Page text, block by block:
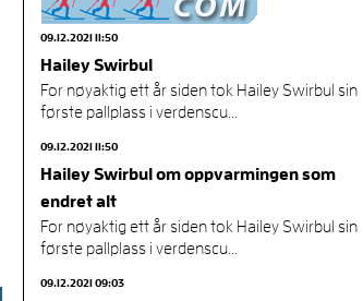
09.12.2021 11:50
Hailey Swirbul
For nøyaktig ett år siden tok Hailey Swirbul sin
første pallplass i verdenscu...
09.12.2021 11:50
Hailey Swirbul om oppvarmingen som
endret alt
For nøyaktig ett år siden tok Hailey Swirbul sin
første pallplass i verdenscu...
09.12.2021 09:03